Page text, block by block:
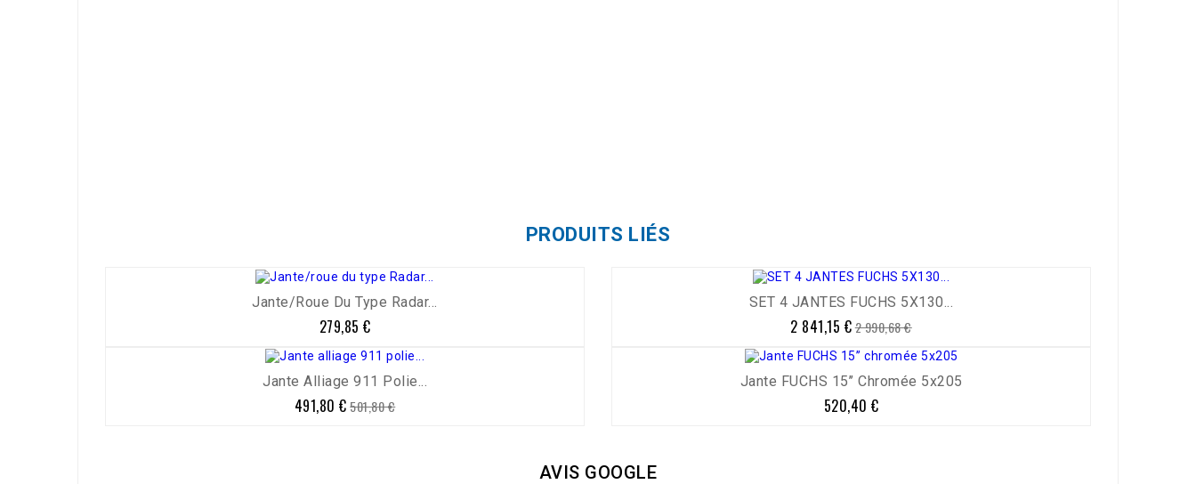
PRODUITS LIÉS
Jante/roue Du Type Radar...
Prix
279,85 €
SET 4 JANTES FUCHS 5X130...
Prix
2 841,15 € Prix
base
2 990,68 €
Jante Alliage 911 Polie...
Prix
491,80 € Prix
501,80 €
Jante FUCHS 15’’ Chromée 5x205
Prix
520,40 €
AVIS GOOGLE